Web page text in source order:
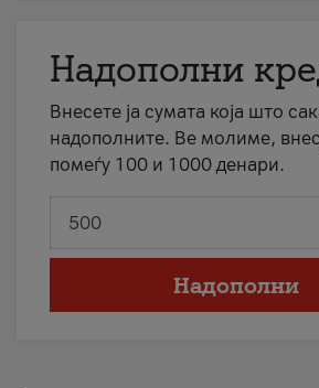
Надополни
Внесете ја сумата која што
надополните. Ве молиме,
помеѓу 100 и 1000 денари.
Надополни